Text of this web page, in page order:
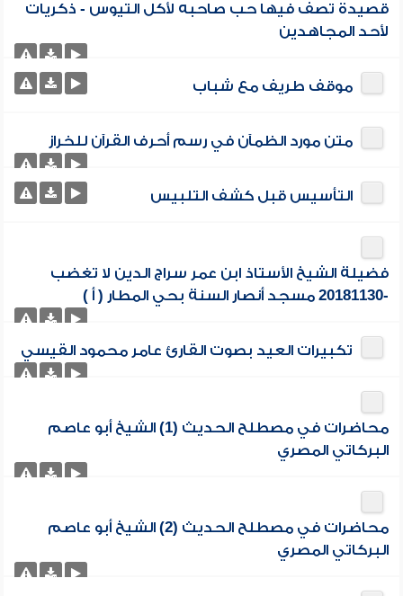
قصيدة تصف فيها حب صاحبه لأكل التيوس - ذكريات
لأحد المجاهدين
موقف طريف مع شباب
متن مورد الظمآن في رسم أحرف القرآن للخراز
التأسيس قبل كشف التلبيس
فضيلة الشيخ الأستاذ ابن عمر سراج الدين لا تغضب
-20181130 مسجد أنصار السنة بحي المطار ( أ )
تكبيرات العيد بصوت القارئ عامر محمود القيسي
محاضرات في مصطلح الحديث (1) الشيخ أبو عاصم
البركاتي المصري
محاضرات في مصطلح الحديث (2) الشيخ أبو عاصم
البركاتي المصري